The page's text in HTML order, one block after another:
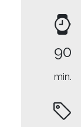
90
min.